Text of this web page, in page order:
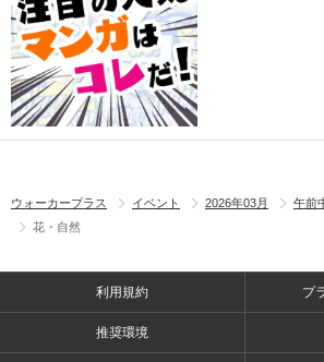
ウォーカープラス イベント 2026年03月 午前
花・自然
利用規約 プ
推奨環境